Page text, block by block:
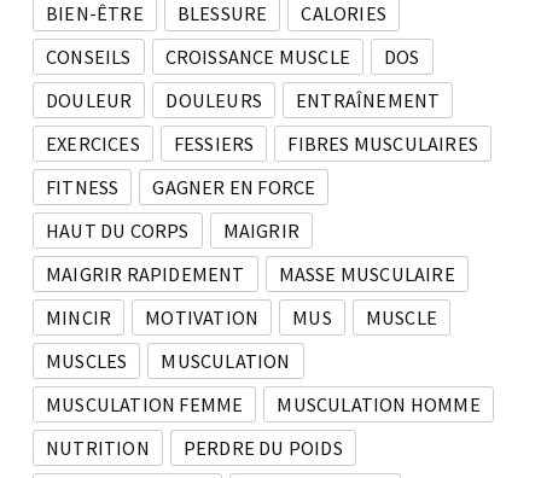
BIEN-ÊTRE
BLESSURE
CALORIES
CONSEILS
CROISSANCE MUSCLE
DOS
DOULEUR
DOULEURS
ENTRAÎNEMENT
EXERCICES
FESSIERS
FIBRES MUSCULAIRES
FITNESS
GAGNER EN FORCE
HAUT DU CORPS
MAIGRIR
MAIGRIR RAPIDEMENT
MASSE MUSCULAIRE
MINCIR
MOTIVATION MUS
MUSCLE
MUSCLES
MUSCULATION
MUSCULATION FEMME
MUSCULATION HOMME
NUTRITION
PERDRE DU POIDS